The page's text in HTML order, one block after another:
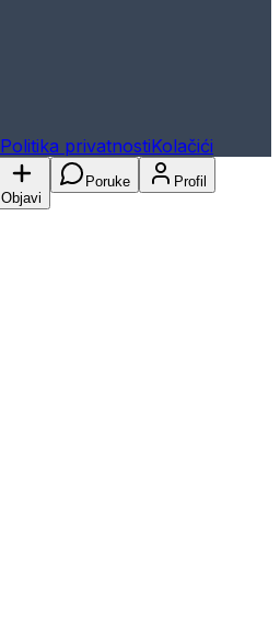
Politika privatnostiKolačići
Objavi
Poruke Profil